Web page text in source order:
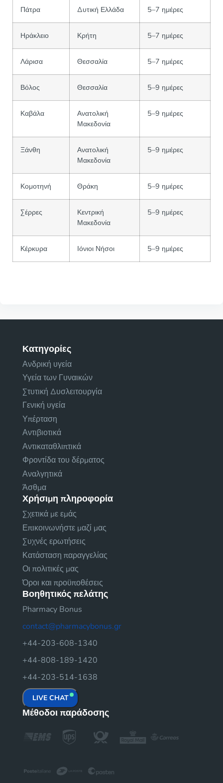
Πάτρα Δυτική Ελλάδα 5–7 ημέρες
Ηράκλειο Κρήτη 5–7 ημέρες
Λάρισα Θεσσαλία 5–7 ημέρες
Βόλος Θεσσαλία 5–9 ημέρες
Καβάλα
Ανατολική
Μακεδονία
5–9 ημέρες
Ξάνθη
Ανατολική
Μακεδονία
5–9 ημέρες
Κομοτηνή Θράκη 5–9 ημέρες
Σέρρες
Κεντρική
Μακεδονία
5–9 ημέρες
Κέρκυρα Ιόνιοι Νήσοι 5–9 ημέρες
Κατηγορίες
Ανδρική υγεία
Υγεία των Γυναικών
Στυτική Δυσλειτουργία
Γενική υγεία
Υπέρταση
Αντιβιοτικά
Αντικαταθλιπτικά
Φροντίδα του δέρματος
Αναλγητικά
Άσθμα
Χρήσιμη πληροφορία
Σχετικά με εμάς
Επικοινωνήστε μαζί μας
Συχνές ερωτήσεις
Κατάσταση παραγγελίας
Οι πολιτικές μας
Όροι και προϋποθέσεις
Βοηθητικός πελάτης
Pharmacy Bonus
contact@pharmacybonus.gr
+44-203-608-1340
+44-808-189-1420
+44-203-514-1638
LIVE CHAT
Μέθοδοι παράδοσης